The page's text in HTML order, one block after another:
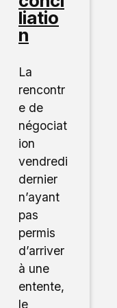
liatio
n
La
rencontr
e de
négociat
ion
vendredi
dernier
n’ayant
pas
permis
d’arriver
à une
entente,
le